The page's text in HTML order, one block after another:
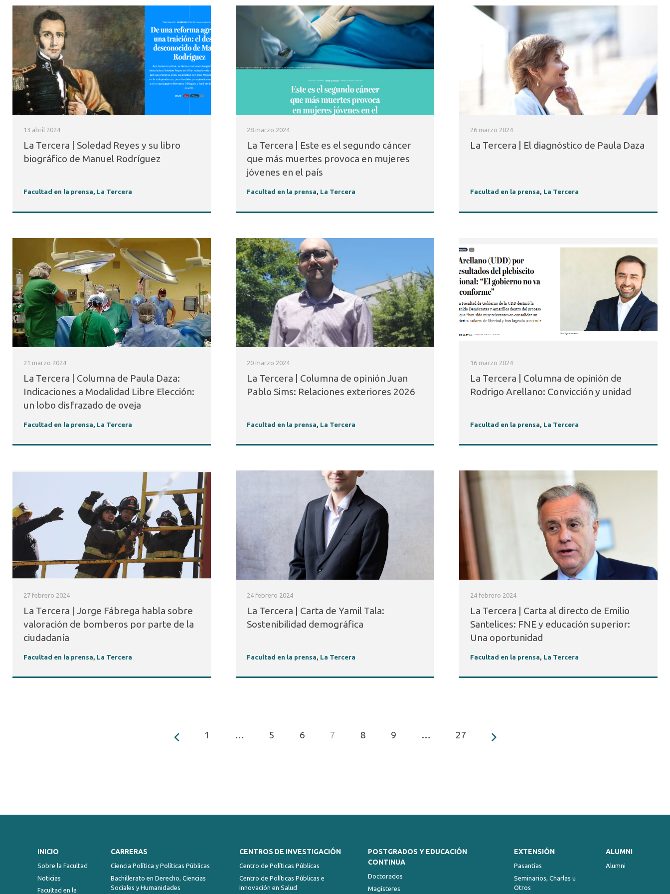
13 abril 2024
La Tercera | Soledad Reyes y su libro
biográfico de Manuel Rodríguez
Facultad en la prensa, La Tercera
28 marzo 2024
La Tercera | Este es el segundo cáncer
que más muertes provoca en mujeres
jóvenes en el país
Facultad en la prensa, La Tercera
26 marzo 2024
La Tercera | El diagnóstico de Paula Daza
Facultad en la prensa, La Tercera
21 marzo 2024
La Tercera | Columna de Paula Daza:
Indicaciones a Modalidad Libre Elección:
un lobo disfrazado de oveja
Facultad en la prensa, La Tercera
20 marzo 2024
La Tercera | Columna de opinión Juan
Pablo Sims: Relaciones exteriores 2026
Facultad en la prensa, La Tercera
16 marzo 2024
La Tercera | Columna de opinión de
Rodrigo Arellano: Convicción y unidad
Facultad en la prensa, La Tercera
27 febrero 2024
La Tercera | Jorge Fábrega habla sobre
valoración de bomberos por parte de la
ciudadanía
Facultad en la prensa, La Tercera
24 febrero 2024
La Tercera | Carta de Yamil Tala:
Sostenibilidad demográfica
Facultad en la prensa, La Tercera
24 febrero 2024
La Tercera | Carta al directo de Emilio
Santelices: FNE y educación superior:
Una oportunidad
Facultad en la prensa, La Tercera
1 … 5 6 7 8 9 … 27
INICIO
Sobre la Facultad
Noticias
Facultad en la
CARRERAS
Ciencia Política y Políticas Públicas
Bachillerato en Derecho, Ciencias
Sociales y Humanidades
CENTROS DE INVESTIGACIÓN
Centro de Políticas Públicas
Centro de Políticas Públicas e
Innovación en Salud
POSTGRADOS Y EDUCACIÓN
CONTINUA
Doctorados
Magísteres
EXTENSIÓN
Pasantías
Seminarios, Charlas u
Otros
ALUMNI
Alumni